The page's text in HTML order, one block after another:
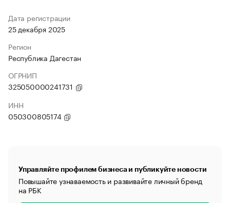
Дата регистрации
25 декабря 2025
Регион
Республика Дагестан
ОГРНИП
325050000241731
ИНН
050300805174
Управляйте профилем бизнеса и публикуйте новости
Повышайте узнаваемость и развивайте личный бренд
на РБК